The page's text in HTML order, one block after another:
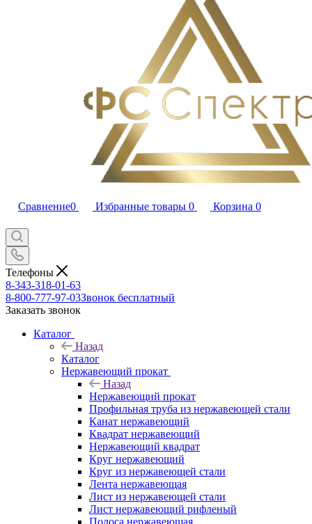
Сравнение0 Избранные товары 0 Корзина 0
Телефоны
8-343-318-01-63
8-800-777-97-03Звонок бесплатный
Заказать звонок
Каталог
Назад
Каталог
Нержавеющий прокат
Назад
Нержавеющий прокат
Профильная труба из нержавеющей стали
Канат нержавеющий
Квадрат нержавеющий
Нержавеющий квадрат
Круг нержавеющий
Круг из нержавеющей стали
Лента нержавеющая
Лист из нержавеющей стали
Лист нержавеющий рифленый
Полоса нержавеющая